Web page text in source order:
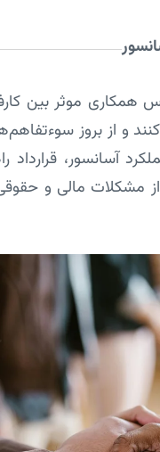
همکاری موثر بین
بروز سوءتفاهم‌ها
آسانسور، قرارداد
از مشکلات مالی و